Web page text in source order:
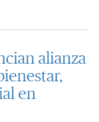
alianza
en